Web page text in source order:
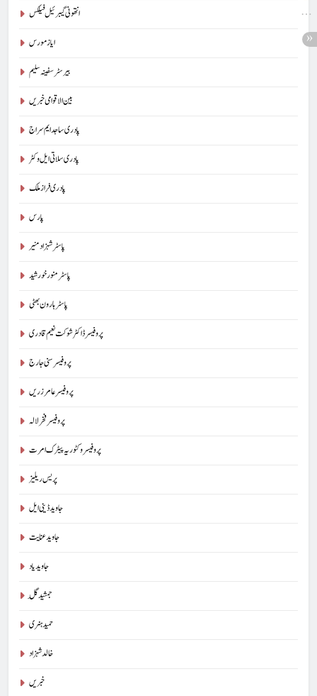
انتھونی گیبرئیل فیلکس
ایاز مورس
بیرسٹرسفینہ سلیم
بین الاقوامی خبریں
پادری ساجد ایم سراج
پادری سلاتی ایل وکٹر
پادری فراز ملک
پارس
پاسٹر شہزاد منیر
پاسٹر منور خورشید
پاسٹر ہارون بھٹی
پروفیسر ڈاکٹر شوکت نعیم قادری
پروفیسر سنی جارج
پروفیسر عامر زریں
پروفیسر فخر لالہ
پروفیسر وکٹوریہ پیٹرک امرت
پریس ریلیز
جاوید ڈینی ایل
جاوید عنایت
جاوید یاد
جمشید گِل
حمید ہنری
خالد شہزاد
خبریں